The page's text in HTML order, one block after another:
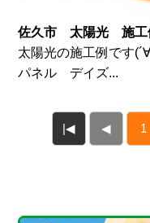
佐久市 太陽光 施工
太陽光の施工例です
パネル デイズ...
|◀ ◀ 1